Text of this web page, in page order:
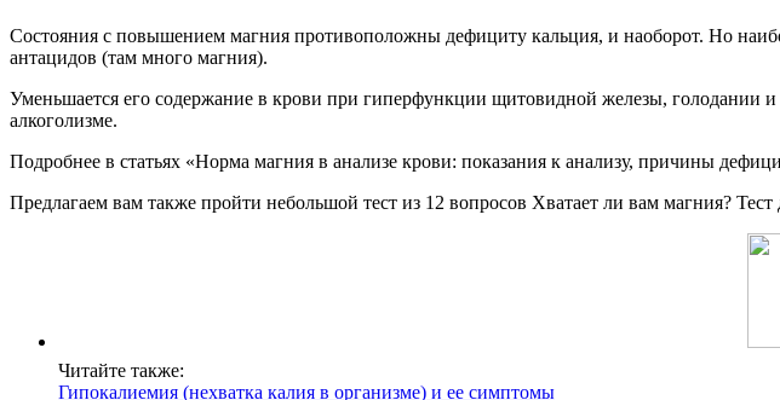
Состояния с повышением магния противоположны дефициту кальция, и наоборот. Но
антацидов (там много магния).
Уменьшается его содержание в крови при гиперфункции щитовидной железы, голодании
алкоголизме.
Подробнее в статьях «Норма магния в анализе крови: показания к анализу, причины
Предлагаем вам также пройти небольшой тест из 12 вопросов Хватает ли вам магния?
Читайте также:
Гипокалиемия (нехватка калия в организме) и ее симптомы